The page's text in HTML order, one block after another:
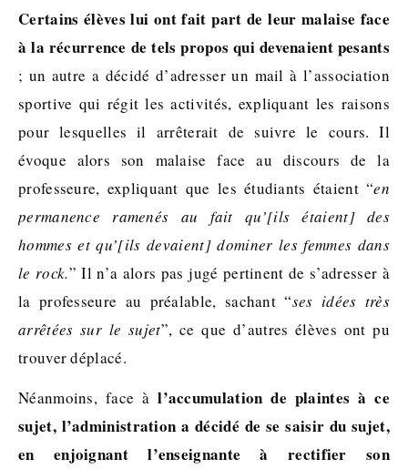
Certains élèves lui ont fait part de leur malaise face
à la récurrence de tels propos qui devenaient pesants
; un autre a décidé d’adresser un mail à l’association
sportive qui régit les activités, expliquant les raisons
pour lesquelles il arrêterait de suivre le cours. Il
évoque alors son malaise face au discours de la
professeure, expliquant que les étudiants étaient “en
permanence ramenés au fait qu’[ils étaient] des
hommes et qu’[ils devaient] dominer les femmes dans
le rock.” Il n’a alors pas jugé pertinent de s’adresser à
la professeure au préalable, sachant “ses idées très
arrêtées sur le sujet”, ce que d’autres élèves ont pu
trouver déplacé.
Néanmoins, face àl’accumulation de plaintes à ce
sujet, l’administration a décidé de se saisir du sujet,
en enjoignant l’enseignante à rectifier son